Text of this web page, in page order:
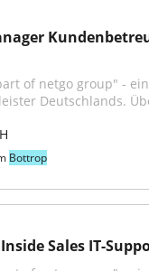
of netgo group" -
Deutschlands.
Bottrop
Sales IT-